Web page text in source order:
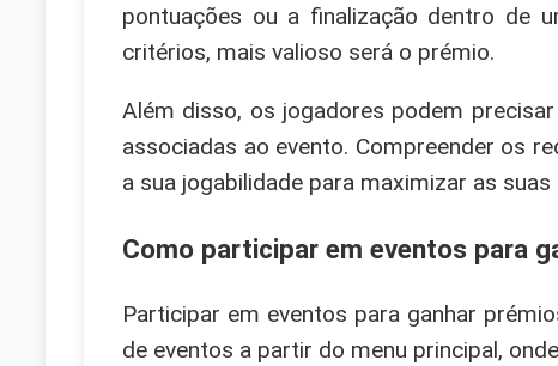
pontuações ou a finalização dentro de
critérios, mais valioso será o prémio.
Além disso, os jogadores podem
associadas ao evento. Compreender os
a sua jogabilidade para maximizar as
Como participar em eventos para
Participar em eventos para ganhar
de eventos a partir do menu principal,